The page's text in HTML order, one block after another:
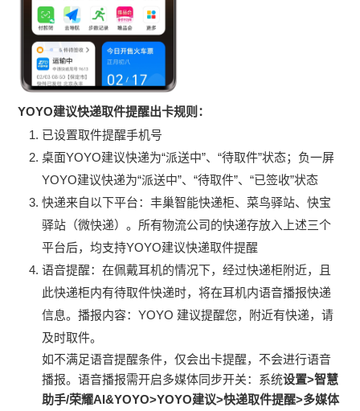
YOYO建议快递取件提醒出卡规则：
已设置取件提醒手机号
桌面YOYO建议快递为“派送中”、“待取件”状态；负一屏
YOYO建议快递为“派送中”、“待取件”、“已签收”状态
快递来自以下平台：丰巢智能快递柜、菜鸟驿站、快宝
驿站（微快递）。所有物流公司的快递存放入上述三个
平台后，均支持YOYO建议快递取件提醒
语音提醒：在佩戴耳机的情况下，经过快递柜附近，且
此快递柜内有待取件快递时，将在耳机内语音播报快递
信息。播报内容：YOYO 建议提醒您，附近有快递，请
及时取件。
如不满足语音提醒条件，仅会出卡提醒，不会进行语音
播报。语音播报需开启多媒体同步开关：系统设置>智慧
助手/荣耀AI&YOYO>YOYO建议>快递取件提醒>多媒体